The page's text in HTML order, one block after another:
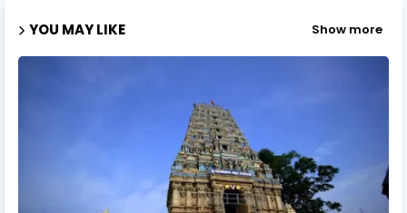
YOU MAY LIKE Show more